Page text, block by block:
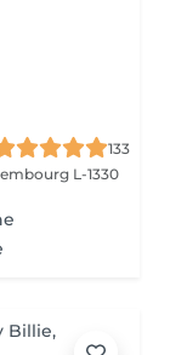
133
L-1330